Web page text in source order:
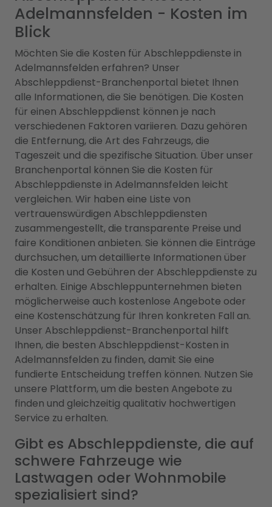
Adelmannsfelden - Kosten im
Blick
Möchten Sie die Kosten für Abschleppdienste in
Adelmannsfelden erfahren? Unser
Abschleppdienst-Branchenportal bietet Ihnen
alle Informationen, die Sie benötigen. Die Kosten
für einen Abschleppdienst können je nach
verschiedenen Faktoren variieren. Dazu gehören
die Entfernung, die Art des Fahrzeugs, die
Tageszeit und die spezifische Situation. Über unser
Branchenportal können Sie die Kosten für
Abschleppdienste in Adelmannsfelden leicht
vergleichen. Wir haben eine Liste von
vertrauenswürdigen Abschleppdiensten
zusammengestellt, die transparente Preise und
faire Konditionen anbieten. Sie können die Einträge
durchsuchen, um detaillierte Informationen über
die Kosten und Gebühren der Abschleppdienste zu
erhalten. Einige Abschleppunternehmen bieten
möglicherweise auch kostenlose Angebote oder
eine Kostenschätzung für Ihren konkreten Fall an.
Unser Abschleppdienst-Branchenportal hilft
Ihnen, die besten Abschleppdienst-Kosten in
Adelmannsfelden zu finden, damit Sie eine
fundierte Entscheidung treffen können. Nutzen Sie
unsere Plattform, um die besten Angebote zu
finden und gleichzeitig qualitativ hochwertigen
Service zu erhalten.
Gibt es Abschleppdienste, die auf
schwere Fahrzeuge wie
Lastwagen oder Wohnmobile
spezialisiert sind?